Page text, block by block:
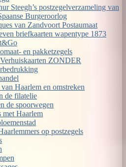
Steegh’s postzegelverzameling van
Burgeroorlog
van Zandvoort Postaumaat
briefkaarten wapentype 1873
en pakketzegels
ZONDER
Haarlem en omstreken
de filatelie
de spoorwegen
met Haarlem
op postzegels